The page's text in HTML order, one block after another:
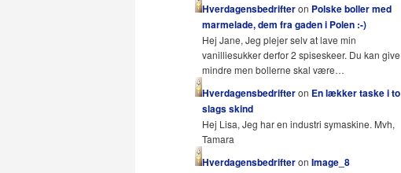
Hverdagensbedrifteron Polske boller med
marmelade, dem fra gaden i Polen :-)
Hej Jane, Jeg plejer selv at lave min
vanilliesukker derfor 2 spiseskeer. Du kan give
mindre men bollerne skal være…
Hverdagensbedrifteron En lækker taske i to
slags skind
Hej Lisa, Jeg har en industri symaskine. Mvh,
Tamara
Hverdagensbedrifteron Image_8